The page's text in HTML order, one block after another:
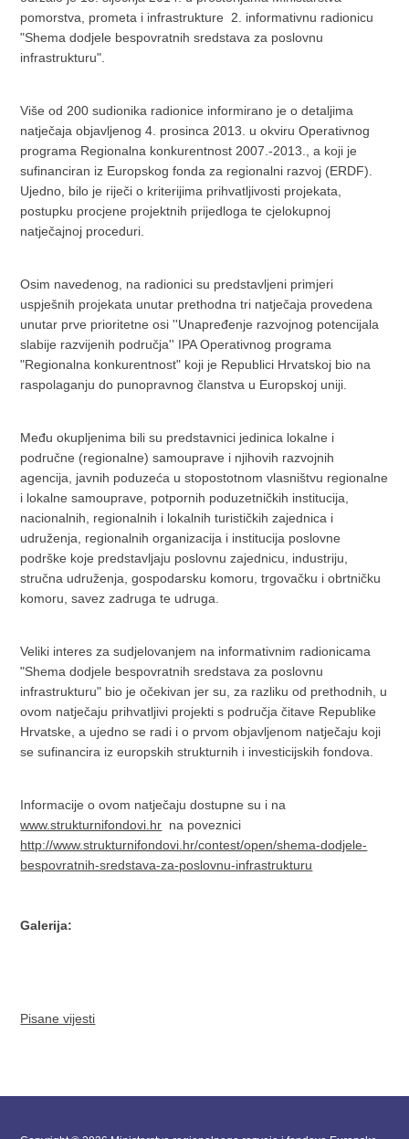
pomorstva, prometa i infrastrukture 2. informativnu radionicu
"Shema dodjele bespovratnih sredstava za poslovnu
infrastrukturu".
Više od 200 sudionika radionice informirano je o detaljima
natječaja objavljenog 4. prosinca 2013. u okviru Operativnog
programa Regionalna konkurentnost 2007.-2013., a koji je
sufinanciran iz Europskog fonda za regionalni razvoj (ERDF).
Ujedno, bilo je riječi o kriterijima prihvatljivosti projekata,
postupku procjene projektnih prijedloga te cjelokupnoj
natječajnoj proceduri.
Osim navedenog, na radionici su predstavljeni primjeri
uspješnih projekata unutar prethodna tri natječaja provedena
unutar prve prioritetne osi ''Unapređenje razvojnog potencijala
slabije razvijenih područja'' IPA Operativnog programa
"Regionalna konkurentnost" koji je Republici Hrvatskoj bio na
raspolaganju do punopravnog članstva u Europskoj uniji.
Među okupljenima bili su predstavnici jedinica lokalne i
područne (regionalne) samouprave i njihovih razvojnih
agencija, javnih poduzeća u stopostotnom vlasništvu regionalne
i lokalne samouprave, potpornih poduzetničkih institucija,
nacionalnih, regionalnih i lokalnih turističkih zajednica i
udruženja, regionalnih organizacija i institucija poslovne
podrške koje predstavljaju poslovnu zajednicu, industriju,
stručna udruženja, gospodarsku komoru, trgovačku i obrtničku
komoru, savez zadruga te udruga.
Veliki interes za sudjelovanjem na informativnim radionicama
"Shema dodjele bespovratnih sredstava za poslovnu
infrastrukturu" bio je očekivan jer su, za razliku od prethodnih, u
ovom natječaju prihvatljivi projekti s područja čitave Republike
Hrvatske, a ujedno se radi i o prvom objavljenom natječaju koji
se sufinancira iz europskih strukturnih i investicijskih fondova.
Informacije o ovom natječaju dostupne su i na
www.strukturnifondovi.hr na poveznici
http://www.strukturnifondovi.hr/contest/open/shema-dodjele-
bespovratnih-sredstava-za-poslovnu-infrastrukturu
Galerija:
Pisane vijesti